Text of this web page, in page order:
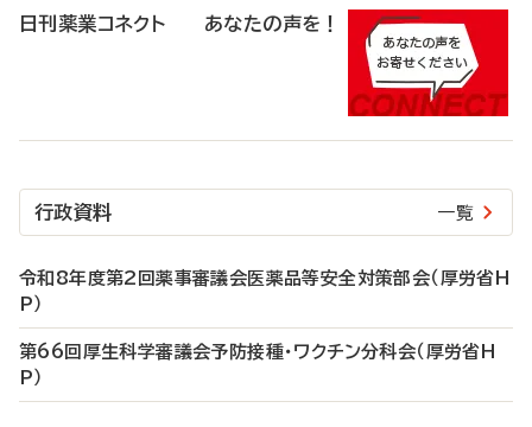
日刊薬業コネクト あなたの声を！
行政資料 一覧
令和8年度第2回薬事審議会医薬品等安全対策部会（厚労省H
P）
第66回厚生科学審議会予防接種・ワクチン分科会（厚労省H
P）